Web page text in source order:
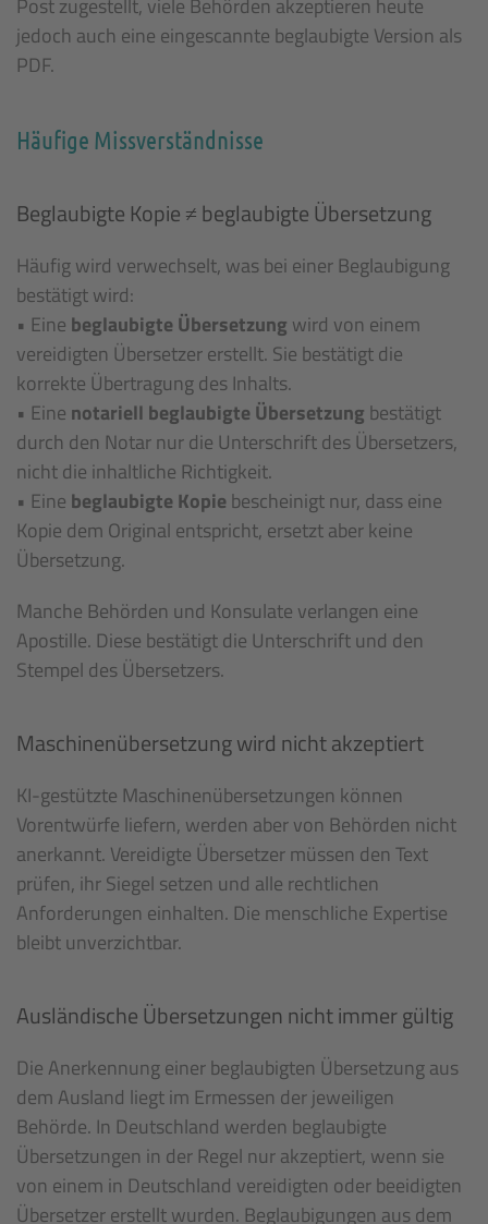
jedoch auch eine eingescannte beglaubigte Version als
PDF.
Häufige Missverständnisse
Beglaubigte Kopie ≠ beglaubigte Übersetzung
Häufig wird verwechselt, was bei einer Beglaubigung
bestätigt wird:
• Eine beglaubigte Übersetzung wird von einem
vereidigten Übersetzer erstellt. Sie bestätigt die
korrekte Übertragung des Inhalts.
• Eine notariell beglaubigte Übersetzung bestätigt
durch den Notar nur die Unterschrift des Übersetzers,
nicht die inhaltliche Richtigkeit.
• Eine beglaubigte Kopiebescheinigt nur, dass eine
Kopie dem Original entspricht, ersetzt aber keine
Übersetzung.
Manche Behörden und Konsulate verlangen eine
Apostille. Diese bestätigt die Unterschrift und den
Stempel des Übersetzers.
Maschinenübersetzung wird nicht akzeptiert
KI-gestützte Maschinenübersetzungen können
Vorentwürfe liefern, werden aber von Behörden nicht
anerkannt. Vereidigte Übersetzer müssen den Text
prüfen, ihr Siegel setzen und alle rechtlichen
Anforderungen einhalten. Die menschliche Expertise
bleibt unverzichtbar.
Ausländische Übersetzungen nicht immer gültig
Die Anerkennung einer beglaubigten Übersetzung aus
dem Ausland liegt im Ermessen der jeweiligen
Behörde. In Deutschland werden beglaubigte
Übersetzungen in der Regel nur akzeptiert, wenn sie
von einem in Deutschland vereidigten oder beeidigten
Übersetzer erstellt wurden. Beglaubigungen aus dem